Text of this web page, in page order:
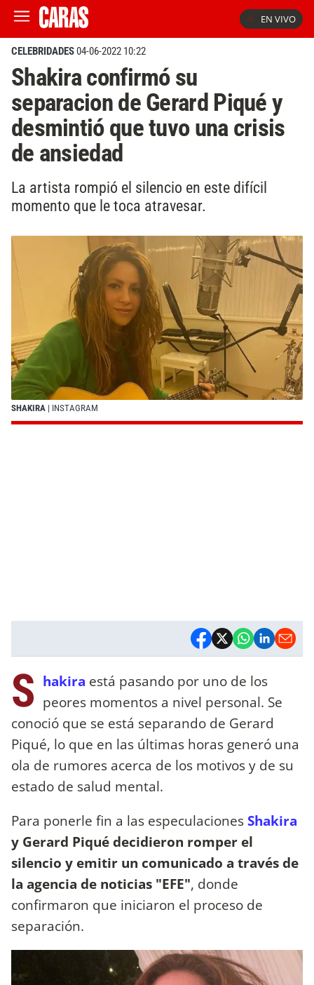
EN VIVO
CELEBRIDADES04-06-2022 10:22
Shakira confirmó su
separacion de Gerard Piqué y
desmintió que tuvo una crisis
de ansiedad
La artista rompió el silencio en este difícil
momento que le toca atravesar.
SHAKIRA | INSTAGRAM
S hakira está pasando por uno de los
peores momentos a nivel personal. Se
conoció que se está separando de Gerard
Piqué, lo que en las últimas horas generó una
ola de rumores acerca de los motivos y de su
estado de salud mental.
Para ponerle fin a las especulacionesShakira
y Gerard Piqué decidieron romper el
silencio y emitir un comunicado a través de
la agencia de noticias "EFE", donde
confirmaron que iniciaron el proceso de
separación.